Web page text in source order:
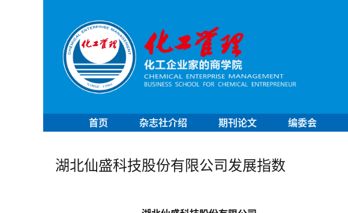
首页 杂志社介绍 期刊论文 编委会
湖北仙盛科技股份有限公司发展指数